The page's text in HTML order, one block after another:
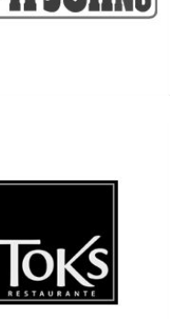
Ver más
Ver más